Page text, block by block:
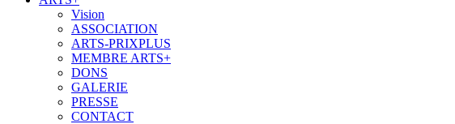
Vision
ASSOCIATION
ARTS-PRIXPLUS
MEMBRE ARTS+
DONS
GALERIE
PRESSE
CONTACT